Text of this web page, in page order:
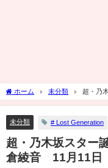
ホーム 未分類
超・乃
月11日
未分類 # Lost Generation
超・乃木坂スタ
倉綾音 11月11日